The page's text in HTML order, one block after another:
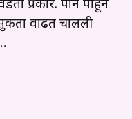
प्रकार. पॉर्न पाहून
वाढत चालली